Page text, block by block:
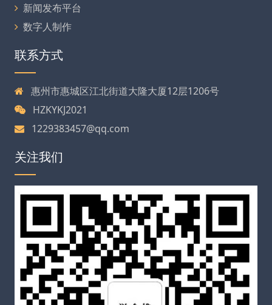
新闻发布平台
数字人制作
联系方式
惠州市惠城区江北街道大隆大厦12层1206号
HZKYKJ2021
1229383457@qq.com
关注我们